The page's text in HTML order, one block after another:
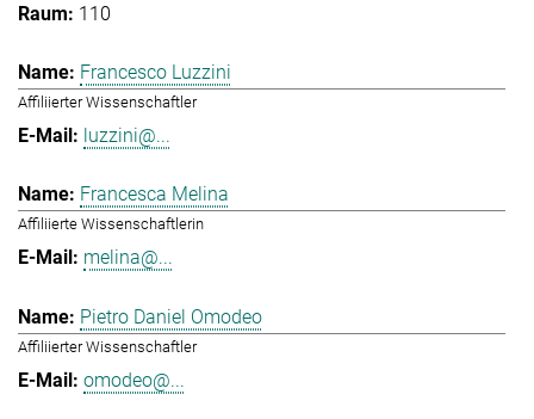
110
Francesco Luzzini
Affiliierter Wissenschaftler
luzzini@...
Francesca Melina
Affiliierte Wissenschaftlerin
melina@...
Pietro Daniel Omodeo
Affiliierter Wissenschaftler
omodeo@...